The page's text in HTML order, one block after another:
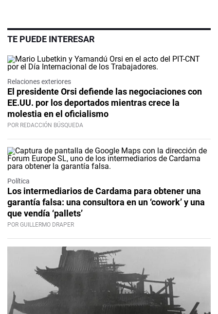
TE PUEDE INTERESAR
Relaciones exteriores
El presidente Orsi defiende las negociaciones con
EE.UU. por los deportados mientras crece la
molestia en el oficialismo
POR REDACCIÓN BÚSQUEDA
Política
Los intermediarios de Cardama para obtener una
garantía falsa: una consultora en un ‘cowork’ y una
que vendía ‘pallets’
POR GUILLERMO DRAPER